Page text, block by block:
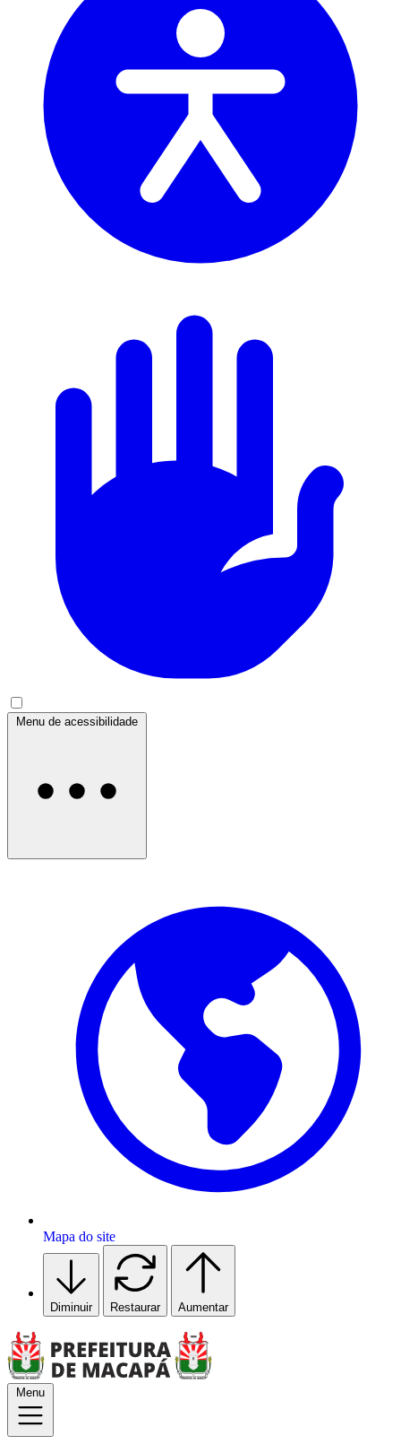
Menu de acessibilidade
Mapa do site
Diminuir Restaurar Aumentar
Menu